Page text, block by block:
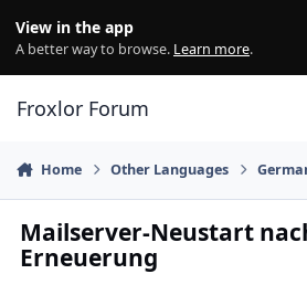
View in the app
A better way to browse. Learn more.
Froxlor Forum
Home Other Languages
Mailserver-Neustart
Erneuerung